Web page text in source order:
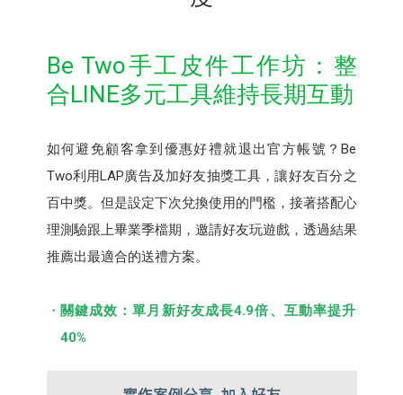
Be Two手工皮件⼯作坊：整
合LINE多元工具維持長期互動
如何避免顧客拿到優惠好禮就退出官方帳號？Be
Two利用LAP廣告及加好友抽獎⼯具，讓好友百分之
百中獎。但是設定下次兌換使用的門檻，接著搭配心
理測驗跟上畢業季檔期，邀請好友玩遊戲，透過結果
推薦出最適合的送禮方案。
關鍵成效：單月新好友成長4.9倍、互動率提升
40%